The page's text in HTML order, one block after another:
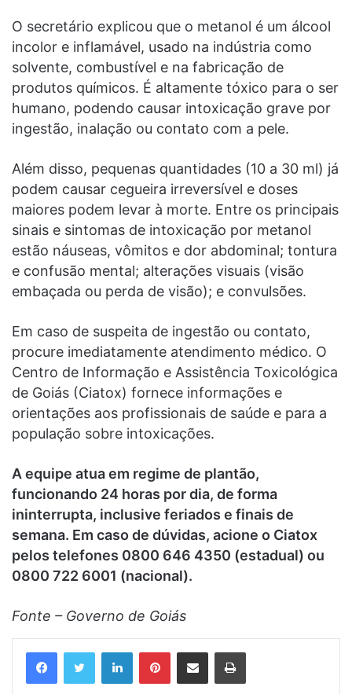
O secretário explicou que o metanol é um álcool
incolor e inflamável, usado na indústria como
solvente, combustível e na fabricação de
produtos químicos. É altamente tóxico para o ser
humano, podendo causar intoxicação grave por
ingestão, inalação ou contato com a pele.
Além disso, pequenas quantidades (10 a 30 ml) já
podem causar cegueira irreversível e doses
maiores podem levar à morte. Entre os principais
sinais e sintomas de intoxicação por metanol
estão náuseas, vômitos e dor abdominal; tontura
e confusão mental; alterações visuais (visão
embaçada ou perda de visão); e convulsões.
Em caso de suspeita de ingestão ou contato,
procure imediatamente atendimento médico. O
Centro de Informação e Assistência Toxicológica
de Goiás (Ciatox) fornece informações e
orientações aos profissionais de saúde e para a
população sobre intoxicações.
A equipe atua em regime de plantão,
funcionando 24 horas por dia, de forma
ininterrupta, inclusive feriados e finais de
semana. Em caso de dúvidas, acione o Ciatox
pelos telefones 0800 646 4350 (estadual) ou
0800 722 6001 (nacional).
Fonte – Governo de Goiás
LinkedinPinterestCompartilhar via e-mail Imprimir